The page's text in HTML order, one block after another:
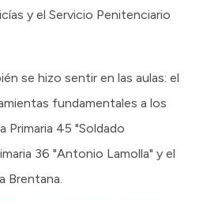
y el Servicio Penitenciario
se hizo sentir en las aulas: el
fundamentales a los
Primaria 45 "Soldado
36 "Antonio Lamolla" y el
Brentana.